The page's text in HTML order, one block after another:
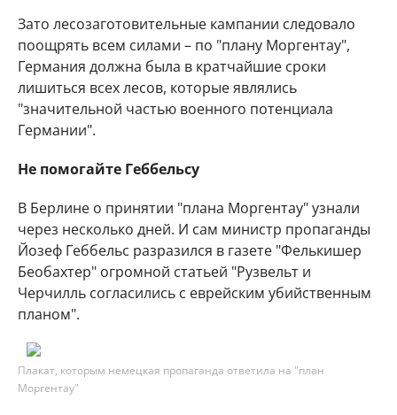
Зато лесозаготовительные кампании следовало
поощрять всем силами – по "плану Моргентау",
Германия должна была в кратчайшие сроки
лишиться всех лесов, которые являлись
"значительной частью военного потенциала
Германии".
Не помогайте Геббельсу
В Берлине о принятии "плана Моргентау" узнали
через несколько дней. И сам министр пропаганды
Йозеф Геббельс разразился в газете "Фелькишер
Беобахтер" огромной статьей "Рузвельт и
Черчилль согласились с еврейским убийственным
планом".
Плакат, которым немецкая пропаганда ответила на "план
Моргентау"